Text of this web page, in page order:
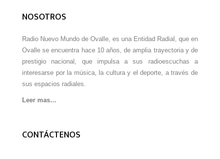
NOSOTROS
Radio Nuevo Mundo de Ovalle, es una Entidad Radial, que en
Ovalle se encuentra hace 10 años, de amplia trayectoria y de
prestigio nacional, que impulsa a sus radioescuchas a
interesarse por la música, la cultura y el deporte, a través de
sus espacios radiales.
Leer mas…
CONTÁCTENOS